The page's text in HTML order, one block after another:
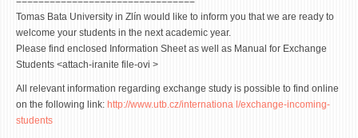
Tomas Bata University in Zlín would like to inform you that we are ready to
welcome your students in the next academic year.
Please find enclosed Information Sheet as well as Manual for Exchange
Students <attach-iranite file-ovi >
All relevant information regarding exchange study is possible to find online
on the following link: http://www.utb.cz/internationa l/exchange-incoming-
students